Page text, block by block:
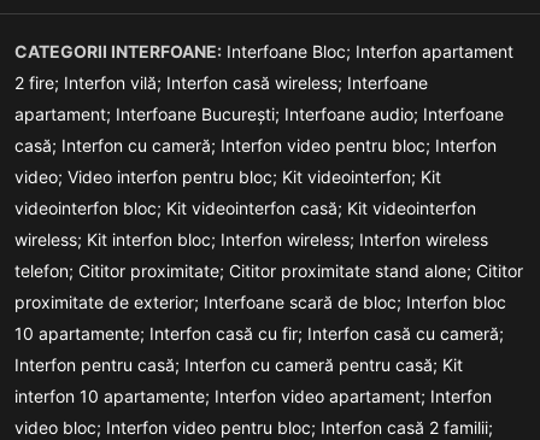
CATEGORII INTERFOANE: Interfoane Bloc; Interfon apartament
2 fire; Interfon vilă; Interfon casă wireless; Interfoane
apartament; Interfoane București; Interfoane audio; Interfoane
casă; Interfon cu cameră; Interfon video pentru bloc; Interfon
video; Video interfon pentru bloc; Kit videointerfon; Kit
videointerfon bloc; Kit videointerfon casă; Kit videointerfon
wireless; Kit interfon bloc; Interfon wireless; Interfon wireless
telefon; Cititor proximitate; Cititor proximitate stand alone; Cititor
proximitate de exterior; Interfoane scară de bloc; Interfon bloc
10 apartamente; Interfon casă cu fir; Interfon casă cu cameră;
Interfon pentru casă; Interfon cu cameră pentru casă; Kit
interfon 10 apartamente; Interfon video apartament; Interfon
video bloc; Interfon video pentru bloc; Interfon casă 2 familii;